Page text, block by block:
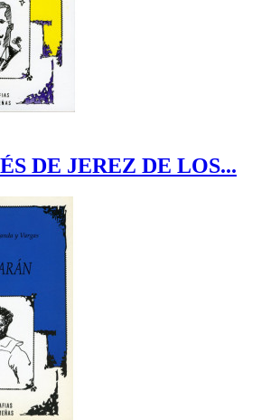
DE JEREZ DE LOS...